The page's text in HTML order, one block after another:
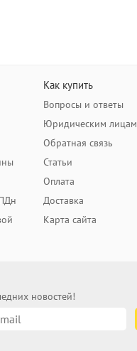
Как купить
Вопросы и ответы
Юридическим лицам
Обратная связь
Статьи
Оплата
Доставка
Карта сайта
новостей!